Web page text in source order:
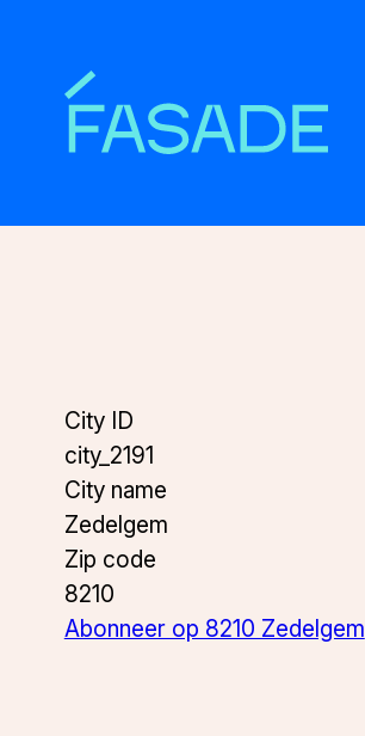
City ID
city_2191
City name
Zedelgem
Zip code
8210
Abonneer op 8210 Zedelgem